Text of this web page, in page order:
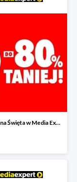
Przeceny na Święta w Media Expert do -80%